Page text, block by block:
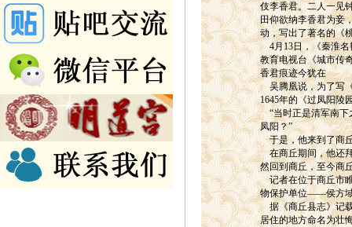
伎李香君。二人一见
田仰欲纳李香君为妾
动，写出了著名的《
4月13日，《秦淮名
教育电视台《城市传
香君痕迹今犹在
吴腾凰说，为了写《
1645年的《过凤阳陵
“当时正是清军南下
凤阳？”
于是，他来到了商
在商丘期间，他还拜
然回到商丘，至今商
记者在位于商丘市睢
物保护单位——侯方
据《商丘县志》记载
居住的地方命名为壮